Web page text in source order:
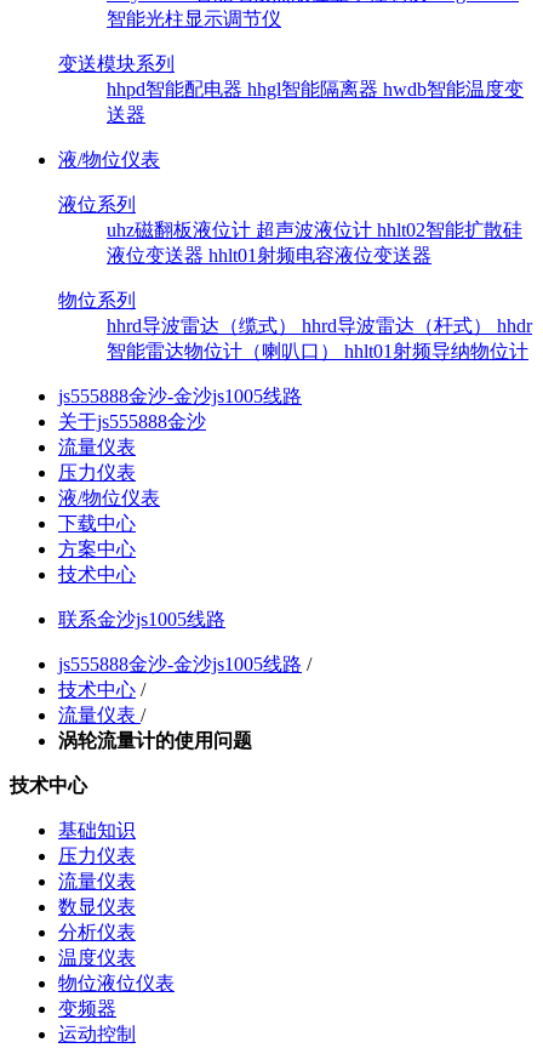
智能光柱显示调节仪
变送模块系列
hhpd智能配电器 hhgl智能隔离器 hwdb智能温度变
送器
液/物位仪表
液位系列
uhz磁翻板液位计 超声波液位计 hhlt02智能扩散硅
液位变送器 hhlt01射频电容液位变送器
物位系列
hhrd导波雷达（缆式） hhrd导波雷达（杆式） hhdr
智能雷达物位计（喇叭口） hhlt01射频导纳物位计
js555888金沙-金沙js1005线路
关于js555888金沙
流量仪表
压力仪表
液/物位仪表
下载中心
方案中心
技术中心
联系金沙js1005线路
js555888金沙-金沙js1005线路 /
技术中心 /
流量仪表 /
涡轮流量计的使用问题
技术中心
基础知识
压力仪表
流量仪表
数显仪表
分析仪表
温度仪表
物位液位仪表
变频器
运动控制